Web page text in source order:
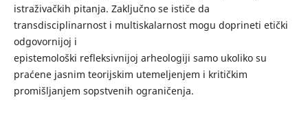
istraživačkih pitanja. Zaključno se ističe da
transdisciplinarnost i multiskalarnost mogu doprineti etički
odgovornijoj i
epistemološki refleksivnijoj arheologiji samo ukoliko su
praćene jasnim teorijskim utemeljenjem i kritičkim
promišljanjem sopstvenih ograničenja.